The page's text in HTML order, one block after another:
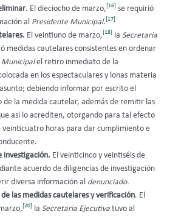
. El dieciocho de marzo, [16] se requirió
al
Presidente Municipal. [17]
El veintiuno de marzo, [18] la Secretaria
medidas cautelares consistentes en ordenar
Municipalel retiro inmediato de la
en los espectaculares y lonas materia
debiendo informar por escrito el
de la medida cautelar, además de remitir las
así lo acrediten, otorgando para tal efecto
veinticuatro horas para dar cumplimiento e
investigación. El veinticinco y veintiséis de
acuerdo de diligencias de investigación
diversa información al
denunciado.
las medidas cautelares y verificación. El
[20] la Secretaria Ejecutivatuvo al